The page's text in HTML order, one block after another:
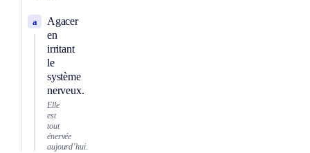
Agacer
en
irritant
le
système
nerveux.
a
Elle
est
tout
énervée
aujourd’hui.